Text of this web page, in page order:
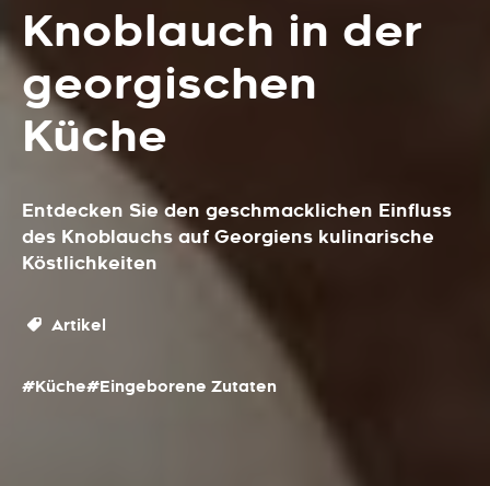
Knoblauch in der
georgischen
Küche
Entdecken Sie den geschmacklichen Einfluss
des Knoblauchs auf Georgiens kulinarische
Köstlichkeiten
Artikel
#Küche#Eingeborene Zutaten